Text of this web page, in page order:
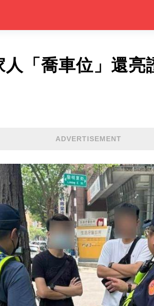
「喬車位」還亮
ADVERTISEMENT